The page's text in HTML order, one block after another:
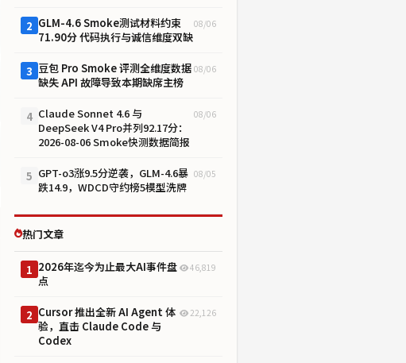
2 GLM-4.6 Smoke测试材料约束
71.90分 代码执行与诚信维度双缺
08/06
3 豆包 Pro Smoke 评测全维度数据
缺失 API 故障导致本期缺席主榜
08/06
4 Claude Sonnet 4.6 与
DeepSeek V4 Pro并列92.17分：
2026-08-06 Smoke快测数据简报
08/06
5 GPT-o3涨9.5分逆袭，GLM-4.6暴
跌14.9，WDCD守约榜5模型洗牌
08/05
热门文章
1 2026年迄今为止最大AI事件盘
点
46,819
2 Cursor 推出全新 AI Agent 体
验，直击 Claude Code 与
Codex
22,126